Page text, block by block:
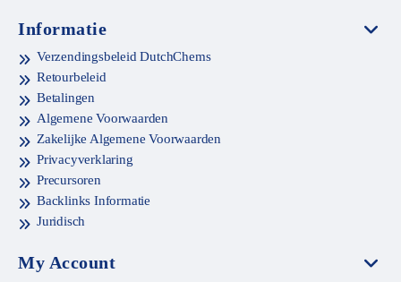
Informatie
Verzendingsbeleid DutchChems
Retourbeleid
Betalingen
Algemene Voorwaarden
Zakelijke Algemene Voorwaarden
Privacyverklaring
Precursoren
Backlinks Informatie
Juridisch
My Account